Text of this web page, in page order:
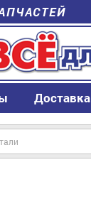
Доставка